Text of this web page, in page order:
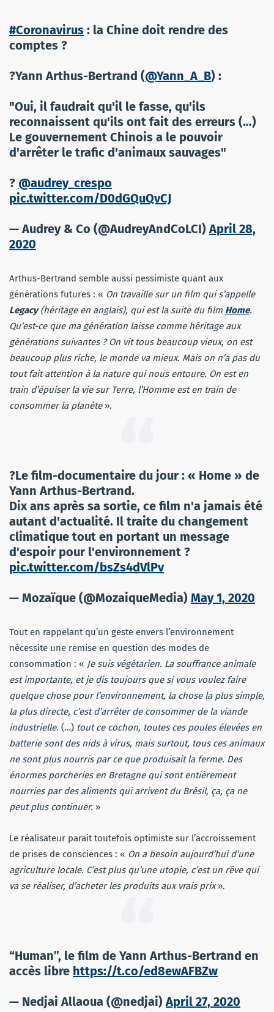
#Coronavirus : la Chine doit rendre des
comptes ?
?Yann Arthus-Bertrand (@Yann_A_B) :
"Oui, il faudrait qu'il le fasse, qu'ils
reconnaissent qu'ils ont fait des erreurs (…)
Le gouvernement Chinois a le pouvoir
d'arrêter le trafic d'animaux sauvages"
? @audrey_crespo
pic.twitter.com/D0dGQuQvCJ
— Audrey & Co (@AudreyAndCoLCI)April 28,
2020
Arthus-Bertrand semble aussi pessimiste quant aux
générations futures : « On travaille sur un film qui s’appelle
Legacy(héritage en anglais), qui est la suite du film Home.
Qu’est-ce que ma génération laisse comme héritage aux
générations suivantes ? On vit tous beaucoup vieux, on est
beaucoup plus riche, le monde va mieux. Mais on n’a pas du
tout fait attention à la nature qui nous entoure. On est en
train d’épuiser la vie sur Terre, l’Homme est en train de
consommer la planète ».
?Le film-documentaire du jour : « Home » de
Yann Arthus-Bertrand.
Dix ans après sa sortie, ce film n'a jamais été
autant d'actualité. Il traite du changement
climatique tout en portant un message
d'espoir pour l'environnement ?
pic.twitter.com/bsZs4dVlPv
— Mozaïque (@MozaiqueMedia) May 1, 2020
Tout en rappelant qu’un geste envers l’environnement
nécessite une remise en question des modes de
consommation : « Je suis végétarien. La souffrance animale
est importante, et je dis toujours que si vous voulez faire
quelque chose pour l’environnement, la chose la plus simple,
la plus directe, c’est d’arrêter de consommer de la viande
industrielle. (…) tout ce cochon, toutes ces poules élevées en
batterie sont des nids à virus, mais surtout, tous ces animaux
ne sont plus nourris par ce que produisait la ferme. Des
énormes porcheries en Bretagne qui sont entièrement
nourries par des aliments qui arrivent du Brésil, ça, ça ne
peut plus continuer. »
Le réalisateur parait toutefois optimiste sur l’accroissement
de prises de consciences : « On a besoin aujourd’hui d’une
agriculture locale. C’est plus qu’une utopie, c’est un rêve qui
va se réaliser, d’acheter les produits aux vrais prix».
“Human”, le film de Yann Arthus-Bertrand en
accès libre https://t.co/ed8ewAFBZw
— Nedjai Allaoua (@nedjai)April 27, 2020